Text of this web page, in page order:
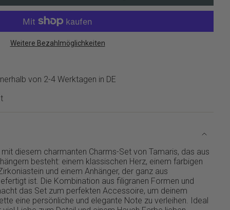
Weitere Bezahlmöglichkeiten
von 2-4 Werktagen in DE
diesem charmanten Charms-Set von Tamaris, das aus
besteht: einem klassischen Herz, einem farbigen
und einem Anhänger, der ganz aus
ist. Die Kombination aus filigranen Formen und
das Set zum perfekten Accessoire, um deinem
eine persönliche und elegante Note zu verleihen. Ideal